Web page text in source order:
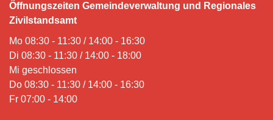
Öffnungszeiten Gemeindeverwaltung und Regionales
Zivilstandsamt
Mo 08:30 - 11:30 / 14:00 - 16:30
Di 08:30 - 11:30 / 14:00 - 18:00
Mi geschlossen
Do 08:30 - 11:30 / 14:00 - 16:30
Fr 07:00 - 14:00